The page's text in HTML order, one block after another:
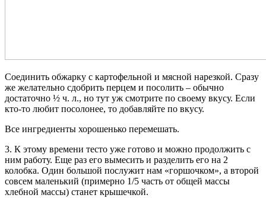
Соединить обжарку с картофельной и мясной нарезкой. Сразу
же желательно сдобрить перцем и посолить – обычно
достаточно ½ ч. л., но тут уж смотрите по своему вкусу. Если
кто-то любит посолонее, то добавляйте по вкусу.
Все ингредиенты хорошенько перемешать.
3. К этому времени тесто уже готово и можно продолжить с
ним работу. Еще раз его вымесить и разделить его на 2
колобка. Один большой послужит нам «горшочком», а второй
совсем маленький (примерно 1/5 часть от общей массы
хлебной массы) станет крышечкой.